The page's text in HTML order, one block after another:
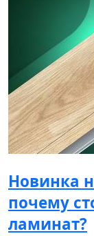
Новинка
почему
ламинат?